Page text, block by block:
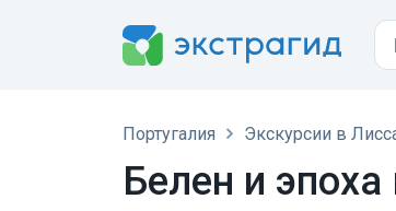
Португалия Экскурсии в
Белен и